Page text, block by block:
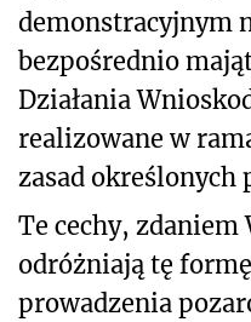
demonstracyjnym
bezpośrednio
Działania
realizowane w
zasad określonych
Te cechy, zdaniem
odróżniają tę
prowadzenia